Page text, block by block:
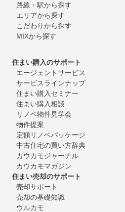
路線・駅から探す
エリアから探す
こだわりから探す
MIXから探す
住まい購入のサポート
エージェントサービス
サービスラインナップ
住まい購入セミナー
住まい購入相談
リノベ物件見学会
物件提案
定額リノベパッケージ
中古住宅の買い方辞典
カウカモジャーナル
カウカモマガジン
住まい売却のサポート
売却サポート
売却の基礎知識
ウルカモ